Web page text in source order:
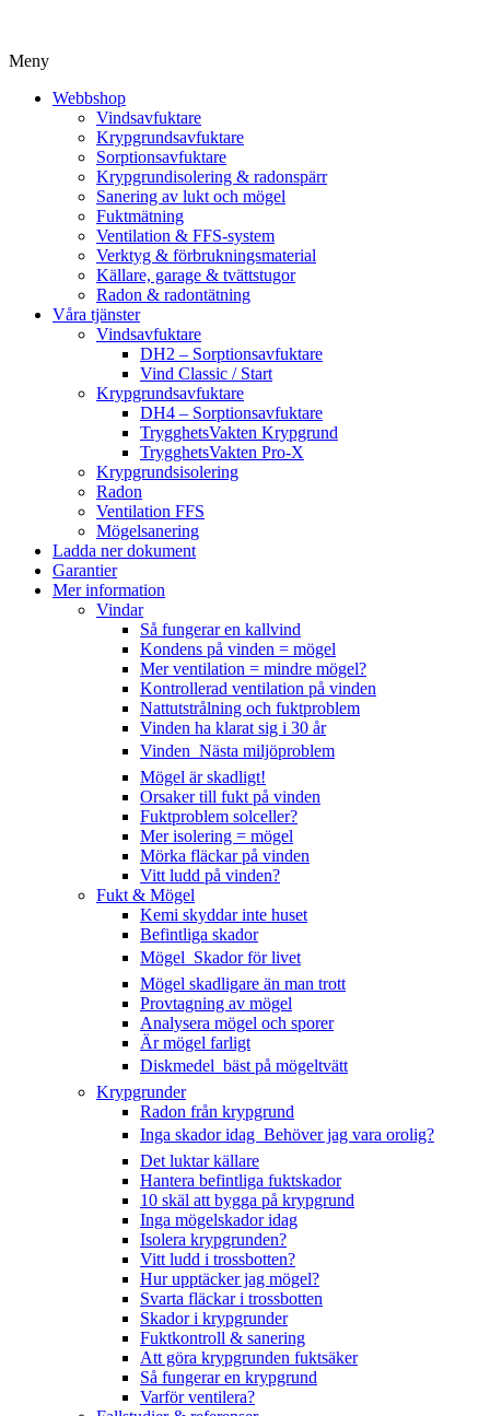
Meny
Webbshop
Vindsavfuktare
Krypgrundsavfuktare
Sorptionsavfuktare
Krypgrundisolering & radonspärr
Sanering av lukt och mögel
Fuktmätning
Ventilation & FFS-system
Verktyg & förbrukningsmaterial
Källare, garage & tvättstugor
Radon & radontätning
Våra tjänster
Vindsavfuktare
DH2 – Sorptionsavfuktare
Vind Classic / Start
Krypgrundsavfuktare
DH4 – Sorptionsavfuktare
TrygghetsVakten Krypgrund
TrygghetsVakten Pro-X
Krypgrundsisolering
Radon
Ventilation FFS
Mögelsanering
Ladda ner dokument
Garantier
Mer information
Vindar
Så fungerar en kallvind
Kondens på vinden = mögel
Mer ventilation = mindre mögel?
Kontrollerad ventilation på vinden
Nattutstrålning och fuktproblem
Vinden ha klarat sig i 30 år
Vinden  Nästa miljöproblem
Mögel är skadligt!
Orsaker till fukt på vinden
Fuktproblem solceller?
Mer isolering = mögel
Mörka fläckar på vinden
Vitt ludd på vinden?
Fukt & Mögel
Kemi skyddar inte huset
Befintliga skador
Mögel  Skador för livet
Mögel skadligare än man trott
Provtagning av mögel
Analysera mögel och sporer
Är mögel farligt
Diskmedel  bäst på mögeltvätt
Krypgrunder
Radon från krypgrund
Inga skador idag  Behöver jag vara orolig?
Det luktar källare
Hantera befintliga fuktskador
10 skäl att bygga på krypgrund
Inga mögelskador idag
Isolera krypgrunden?
Vitt ludd i trossbotten?
Hur upptäcker jag mögel?
Svarta fläckar i trossbotten
Skador i krypgrunder
Fuktkontroll & sanering
Att göra krypgrunden fuktsäker
Så fungerar en krypgrund
Varför ventilera?